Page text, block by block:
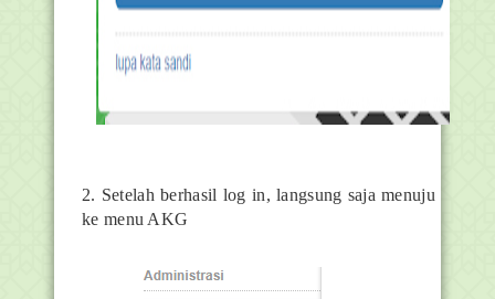
2. Setelah berhasil log in, langsung saja menuju
ke menu AKG